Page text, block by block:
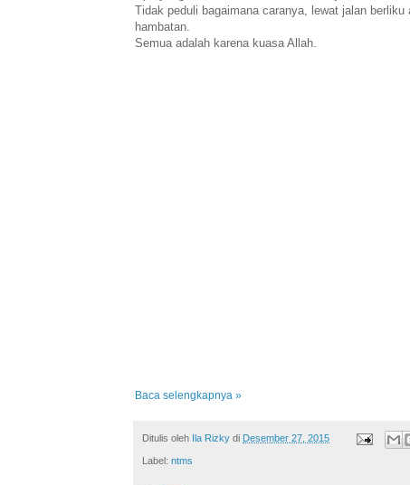
Tidak peduli bagaimana caranya, lewat jalan berliku
hambatan.
Semua adalah karena kuasa Allah.
Baca selengkapnya »
Ditulis oleh Ila Rizky di Desember 27, 2015
Label: ntms